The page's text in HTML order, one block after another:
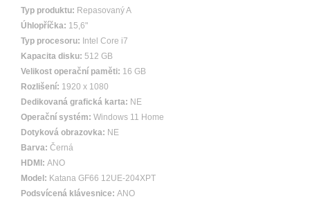
Typ produktu: Repasovaný A
Úhlopříčka: 15,6"
Typ procesoru: Intel Core i7
Kapacita disku: 512 GB
Velikost operační paměti: 16 GB
Rozlišení: 1920 x 1080
Dedikovaná grafická karta: NE
Operační systém: Windows 11 Home
Dotyková obrazovka: NE
Barva: Černá
HDMI: ANO
Model: Katana GF66 12UE-204XPT
Podsvícená klávesnice: ANO